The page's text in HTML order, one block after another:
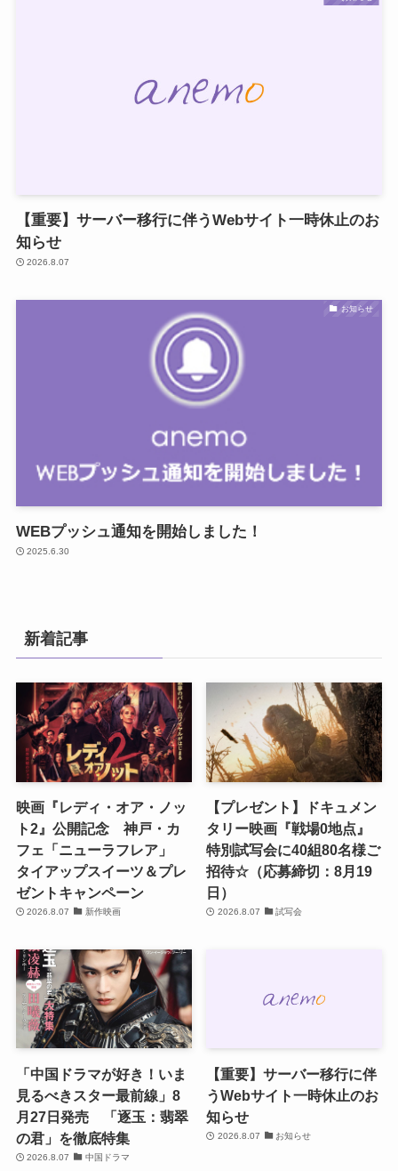
【重要】サーバー移行に伴うWebサイト一時休止のお
知らせ
2026.8.07
お知らせ
WEBプッシュ通知を開始しました！
2025.6.30
新着記事
映画『レディ・オア・ノッ
ト2』公開記念 神戸・カ
フェ「ニューラフレア」
タイアップスイーツ＆プレ
ゼントキャンペーン
2026.8.07 新作映画
【プレゼント】ドキュメン
タリー映画『戦場0地点』
特別試写会に40組80名様ご
招待☆（応募締切：8月19
日）
2026.8.07 試写会
「中国ドラマが好き！いま
見るべきスター最前線」8
月27日発売 「逐玉：翡翠
の君」を徹底特集
2026.8.07 中国ドラマ
【重要】サーバー移行に伴
うWebサイト一時休止のお
知らせ
2026.8.07 お知らせ